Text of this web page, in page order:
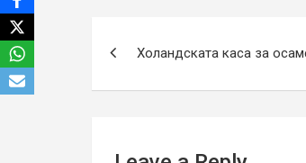
navigation
Холандската каса за